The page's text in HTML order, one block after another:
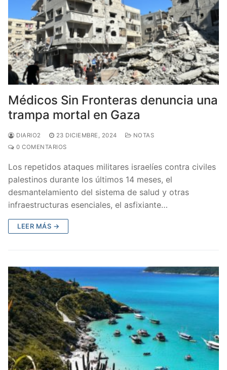
Médicos Sin Fronteras denuncia una
trampa mortal en Gaza
DIARIO2 23 DICIEMBRE, 2024
NOTAS
0 COMENTARIOS
Los repetidos ataques militares israelíes contra civiles
palestinos durante los últimos 14 meses, el
desmantelamiento del sistema de salud y otras
infraestructuras esenciales, el asfixiante…
LEER MÁS →